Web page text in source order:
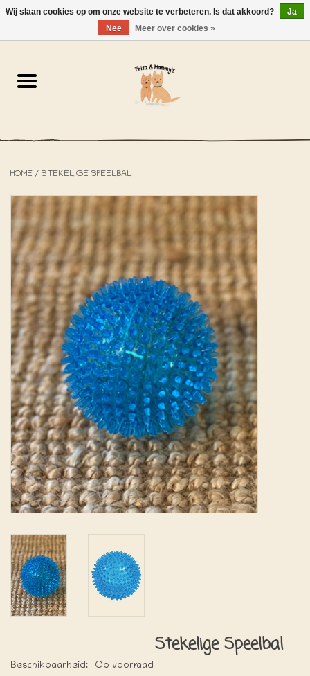
NL-EN 0 Artikelen - €0,00
De Winkel
Het Strandhuisje
De Blog
Over ons
HOME / STEKELIGE SPEELBAL
Stekelige Speelbal
Beschikbaarheid: Op voorraad
Wij slaan cookies op om onze website te verbeteren. Is dat akkoord?
Ja
Nee
Meer over cookies »